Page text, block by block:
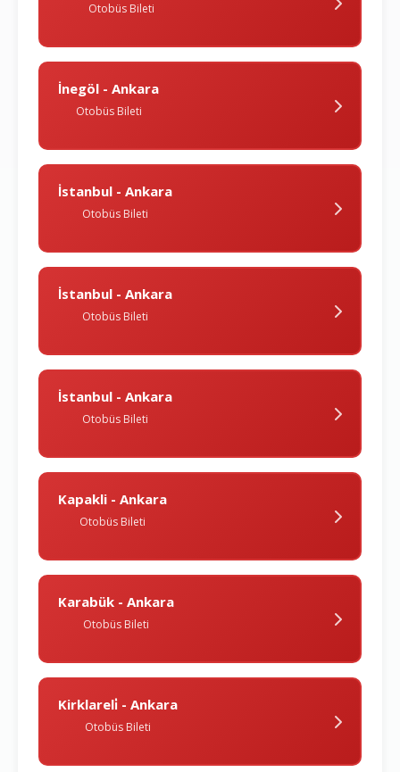
Otobüs Bileti
İnegöl - Ankara
Otobüs Bileti
İstanbul - Ankara
Otobüs Bileti
İstanbul - Ankara
Otobüs Bileti
İstanbul - Ankara
Otobüs Bileti
Kapakli - Ankara
Otobüs Bileti
Karabük - Ankara
Otobüs Bileti
Kirklareli̇ - Ankara
Otobüs Bileti